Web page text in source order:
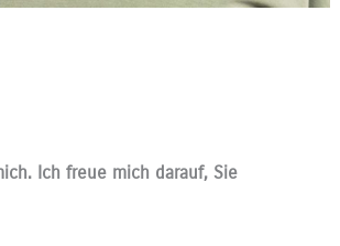
Ich freue mich darauf, Sie